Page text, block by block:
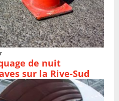
de nuit
sur la Rive-Sud